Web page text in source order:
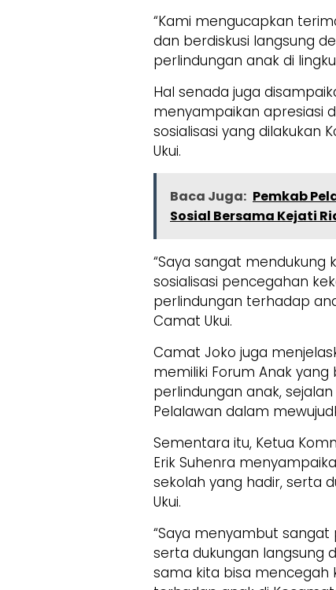
“Kami mengucapkan
dan berdiskusi langsung
perlindungan anak di
Hal senada juga
menyampaikan apresiasi
sosialisasi yang dilakukan
Ukui.
Baca Juga: Pemkab
Sosial Bersama Kejati
“Saya sangat mendukung
sosialisasi pencegahan
perlindungan terhadap
Camat Ukui.
Camat Joko juga
memiliki Forum Anak
perlindungan anak,
Pelalawan dalam
Sementara itu, Ketua
Erik Suhenra
sekolah yang hadir, serta
Ukui.
“Saya menyambut
serta dukungan langsung
sama kita bisa mencegah